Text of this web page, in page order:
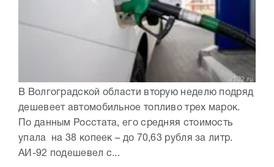
В Волгоградской области вторую неделю подряд
дешевеет автомобильное топливо трех марок.
По данным Росстата, его средняя стоимость
упала на 38 копеек – до 70,63 рубля за литр.
АИ-92 подешевел с...